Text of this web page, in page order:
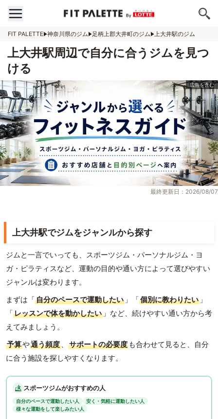
FIT PALETTE 神奈川県のジム 足柄上郡大井町のジム 上大井駅のジム
上大井駅周辺で自分に合うジムを見つ
ける
最終更新日：2026/08/07
上大井駅でジムをジャンルから探す
ジムと一言でいっても、スポーツジム・パーソナルジム・ヨ
ガ・ピラティスなど、運動の目的や通い方によって選びやすい
ジャンルは変わります。
まずは「自分のペースで運動したい 」「個別に教わりたい 」
「レッスンで体を動かしたい 」など、続けやすい通い方から考
えてみましょう。
予算や通う頻度 、 サポートの必要度 も合わせて見ると、自分
に合う施設を探しやすくなります。
スポーツジムがおすすめの人
自分のペースで運動したい人
安く・気軽に運動したい人
様々な運動をして楽しみたい人